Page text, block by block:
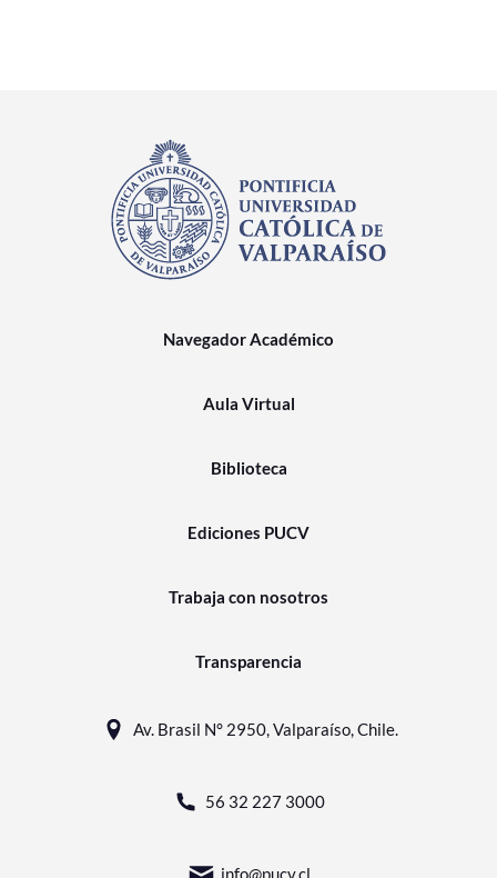
Navegador Académico
Aula Virtual
Biblioteca
Ediciones PUCV
Trabaja con nosotros
Transparencia
Av. Brasil N° 2950, Valparaíso, Chile.
56 32 227 3000
info@pucv.cl